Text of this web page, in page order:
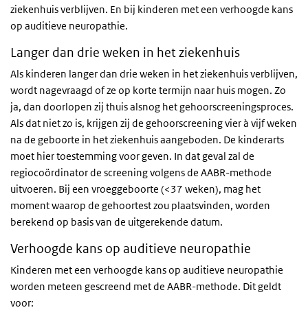
ziekenhuis verblijven. En bij kinderen met een verhoogde kans
op auditieve neuropathie.
Langer dan drie weken in het ziekenhuis
Als kinderen langer dan drie weken in het ziekenhuis verblijven,
wordt nagevraagd of ze op korte termijn naar huis mogen. Zo
ja, dan doorlopen zij thuis alsnog het gehoorscreeningsproces.
Als dat niet zo is, krijgen zij de gehoorscreening vier à vijf weken
na de geboorte in het ziekenhuis aangeboden. De kinderarts
moet hier toestemming voor geven. In dat geval zal de
regiocoördinator de screening volgens de AABR-methode
uitvoeren. Bij een vroeggeboorte (<37 weken), mag het
moment waarop de gehoortest zou plaatsvinden, worden
berekend op basis van de uitgerekende datum.
Verhoogde kans op auditieve neuropathie
Kinderen met een verhoogde kans op auditieve neuropathie
worden meteen gescreend met de AABR-methode. Dit geldt
voor: